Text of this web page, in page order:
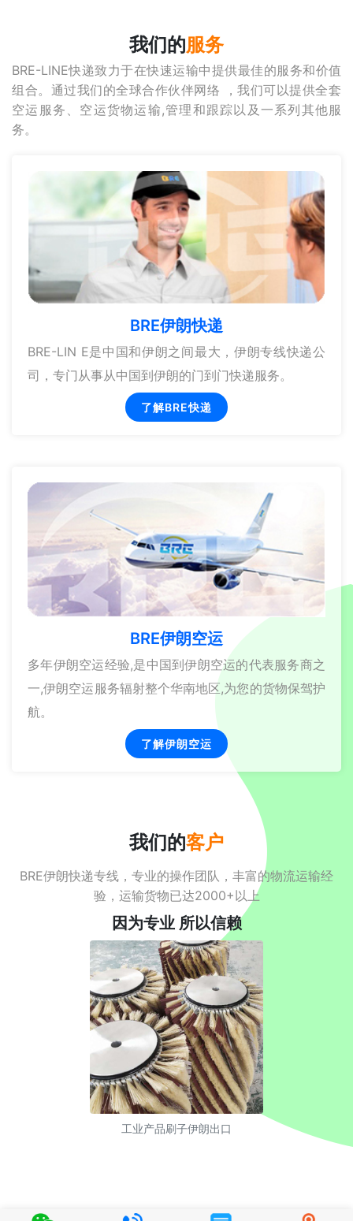
我们的服务
BRE-LINE快递致力于在快速运输中提供最佳的服务和价值
组合。通过我们的全球合作伙伴网络 ，我们可以提供全套
空运服务、空运货物运输,管理和跟踪以及一系列其他服
务。
BRE伊朗快递
BRE-LIN E是中国和伊朗之间最大，伊朗专线快递公
司，专门从事从中国到伊朗的门到门快递服务。
了解BRE快递
BRE伊朗空运
多年伊朗空运经验,是中国到伊朗空运的代表服务商之
一,伊朗空运服务辐射整个华南地区,为您的货物保驾护
航。
了解伊朗空运
我们的客户
BRE伊朗快递专线，专业的操作团队，丰富的物流运输经
验，运输货物已达2000+以上
因为专业 所以信赖
工业产品刷子伊朗出口